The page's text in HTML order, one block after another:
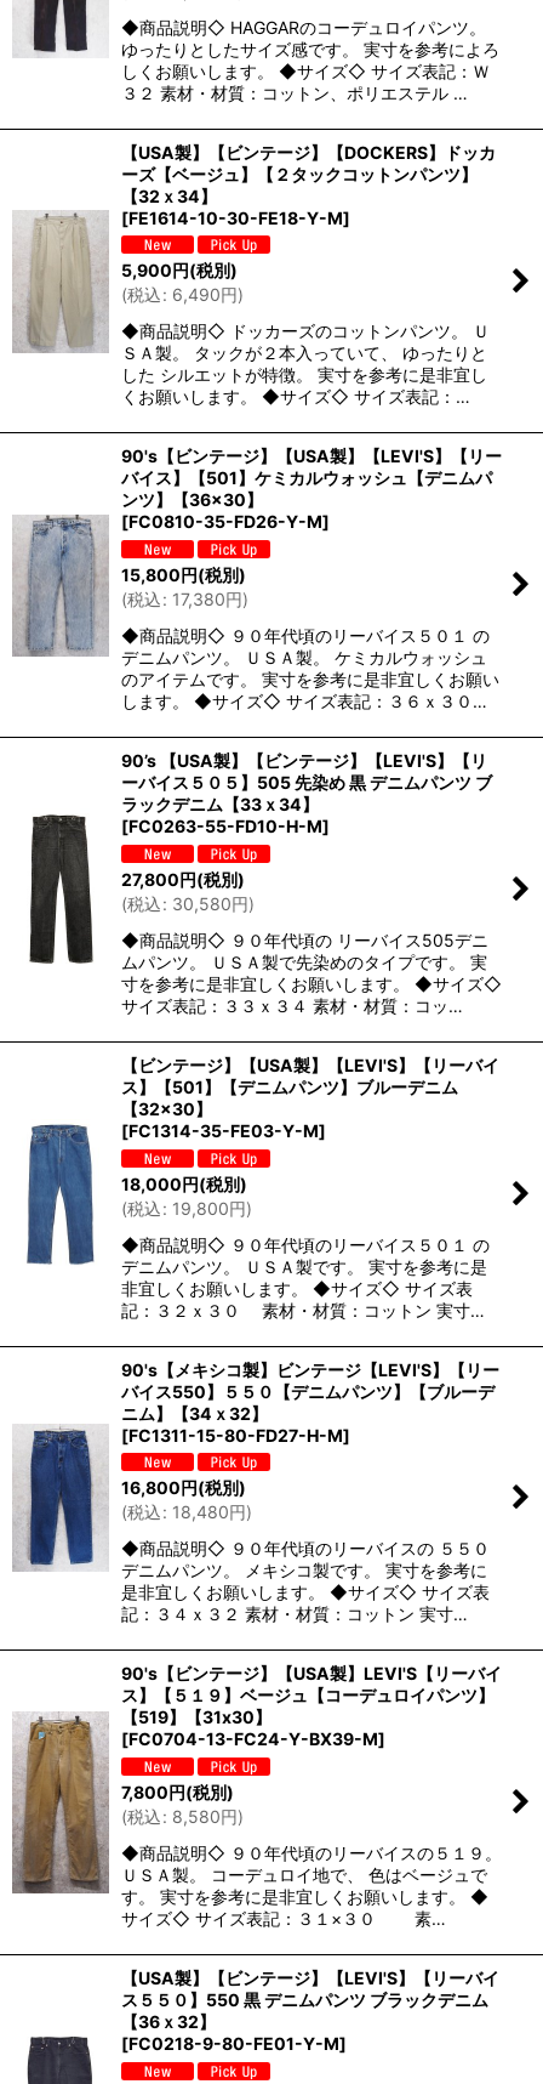
◆商品説明◇ HAGGARのコーデュロイパンツ。
ゆったりとしたサイズ感です。 実寸を参考によろ
しくお願いします。 ◆サイズ◇ サイズ表記：Ｗ
３２ 素材・材質：コットン、ポリエステル …
【USA製】【ビンテージ】【DOCKERS】ドッカ
ーズ【ベージュ】【２タックコットンパンツ】
【32ｘ34】
[FE1614-10-30-FE18-Y-M]
5,900 円(税別)
(税込: 6,490円)
◆商品説明◇ ドッカーズのコットンパンツ。 Ｕ
ＳＡ製。 タックが２本入っていて、 ゆったりと
した シルエットが特徴。 実寸を参考に是非宜し
くお願いします。 ◆サイズ◇ サイズ表記：…
90's【ビンテージ】【USA製】【LEVI'S】【リー
バイス】【501】ケミカルウォッシュ【デニムパ
ンツ】【36×30】
[FC0810-35-FD26-Y-M]
15,800円(税別)
(税込: 17,380円)
◆商品説明◇ ９０年代頃のリーバイス５０１ の
デニムパンツ。 ＵＳＡ製。 ケミカルウォッシュ
のアイテムです。 実寸を参考に是非宜しくお願い
します。 ◆サイズ◇ サイズ表記：３６ｘ３０…
90’s 【USA製】【ビンテージ】【LEVI'S】【リ
ーバイス５０５】505 先染め 黒 デニムパンツ ブ
ラックデニム【33ｘ34】
[FC0263-55-FD10-H-M]
27,800円(税別)
(税込: 30,580円)
◆商品説明◇ ９０年代頃の リーバイス505デニ
ムパンツ。 ＵＳＡ製で先染めのタイプです。 実
寸を参考に是非宜しくお願いします。 ◆サイズ◇
サイズ表記：３３ｘ３４ 素材・材質：コッ…
【ビンテージ】【USA製】【LEVI'S】【リーバイ
ス】【501】【デニムパンツ】ブルーデニム
【32×30】
[FC1314-35-FE03-Y-M]
18,000円(税別)
(税込: 19,800円)
◆商品説明◇ ９０年代頃のリーバイス５０１ の
デニムパンツ。 ＵＳＡ製です。 実寸を参考に是
非宜しくお願いします。 ◆サイズ◇ サイズ表
記：３２ｘ３０ 素材・材質：コットン 実寸…
90's【メキシコ製】ビンテージ【LEVI'S】【リー
バイス550】５５０【デニムパンツ】【ブルーデ
ニム】【34ｘ32】
[FC1311-15-80-FD27-H-M]
16,800円(税別)
(税込: 18,480円)
◆商品説明◇ ９０年代頃のリーバイスの ５５０
デニムパンツ。 メキシコ製です。 実寸を参考に
是非宜しくお願いします。 ◆サイズ◇ サイズ表
記：３４ｘ３２ 素材・材質：コットン 実寸…
90's【ビンテージ】【USA製】LEVI'S【リーバイ
ス】【５１９】ベージュ【コーデュロイパンツ】
【519】【31x30】
[FC0704-13-FC24-Y-BX39-M]
7,800円(税別)
(税込: 8,580円)
◆商品説明◇ ９０年代頃のリーバイスの５１９。
ＵＳＡ製。 コーデュロイ地で、 色はベージュで
す。 実寸を参考に是非宜しくお願いします。 ◆
サイズ◇ サイズ表記：３１×３０ 素…
【USA製】【ビンテージ】【LEVI'S】【リーバイ
ス５５０】550 黒 デニムパンツ ブラックデニム
【36ｘ32】
[FC0218-9-80-FE01-Y-M]